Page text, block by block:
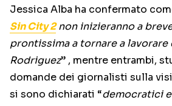
Jessica Alba ha confermato
Sin City 2non inizieranno a
prontissima a tornare a lavorare
Rodriguez” , mentre entrambi,
domande dei giornalisti sulla
si sono dichiarati “democratici